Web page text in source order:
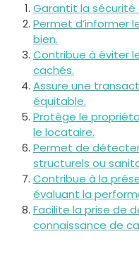
Garantit la
Permet d’informer
bien.
Contribue à éviter
cachés.
Assure une
équitable.
Protège le
le locataire.
Permet de
structurels ou
Contribue à la
évaluant la
Facilite la prise de
connaissance de